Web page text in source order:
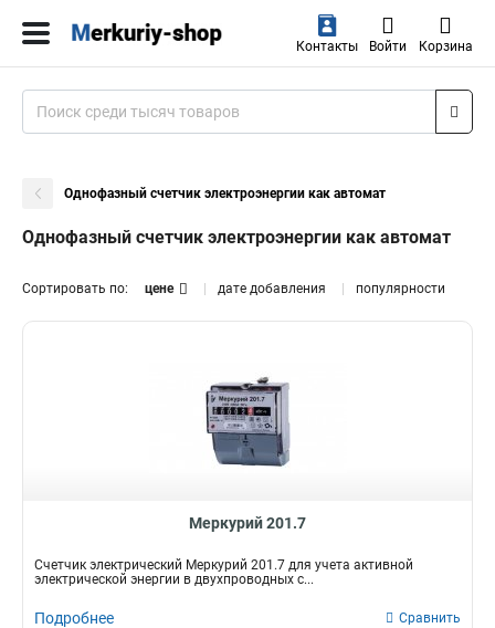
Контакты Войти Корзина
Однофазный счетчик электроэнергии как автомат
Однофазный счетчик электроэнергии как автомат
Сортировать по: цене дате добавления популярности
Меркурий 201.7
Счетчик электрический Меркурий 201.7 для учета активной
электрической энергии в двухпроводных с...
Подробнее Сравнить